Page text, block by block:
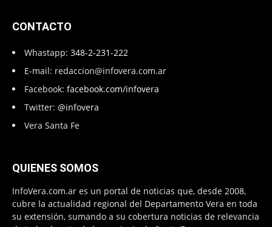
CONTACTO
Whastapp: 348-2-231-222
E-mail: redaccion@infovera.com.ar
Facebook: facebook.com/infovera
Twitter: @infovera
Vera Santa Fe
QUIENES SOMOS
InfoVera.com.ar es un portal de noticias que, desde 2008,
cubre la actualidad regional del Departamento Vera en toda
su extensión, sumando a su cobertura noticias de relevancia